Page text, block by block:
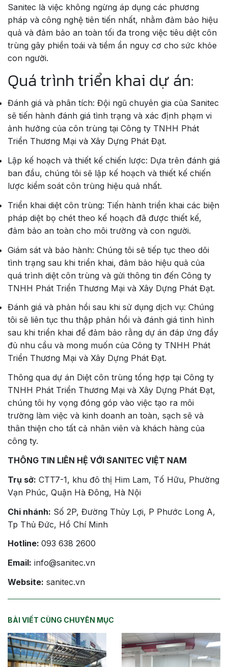
Sanitec là việc không ngừng áp dụng các phương
pháp và công nghệ tiên tiến nhất, nhằm đảm bảo hiệu
quả và đảm bảo an toàn tối đa trong việc tiêu diệt côn
trùng gây phiền toái và tiềm ẩn nguy cơ cho sức khỏe
con người.
Quá trình triển khai dự án:
Đánh giá và phân tích: Đội ngũ chuyên gia của Sanitec
sẽ tiến hành đánh giá tình trạng và xác định phạm vi
ảnh hưởng của côn trùng tại Công ty TNHH Phát
Triển Thương Mại và Xây Dựng Phát Đạt.
Lập kế hoạch và thiết kế chiến lược: Dựa trên đánh giá
ban đầu, chúng tôi sẽ lập kế hoạch và thiết kế chiến
lược kiểm soát côn trùng hiệu quả nhất.
Triển khai diệt côn trùng: Tiến hành triển khai các biện
pháp diệt bọ chét theo kế hoạch đã được thiết kế,
đảm bảo an toàn cho môi trường và con người.
Giám sát và bảo hành: Chúng tôi sẽ tiếp tục theo dõi
tình trạng sau khi triển khai, đảm bảo hiệu quả của
quá trình diệt côn trùng và gửi thông tin đến Công ty
TNHH Phát Triển Thương Mại và Xây Dựng Phát Đạt.
Đánh giá và phản hồi sau khi sử dụng dịch vụ: Chúng
tôi sẽ liên tục thu thập phản hồi và đánh giá tình hình
sau khi triển khai để đảm bảo rằng dự án đáp ứng đầy
đủ nhu cầu và mong muốn của Công ty TNHH Phát
Triển Thương Mại và Xây Dựng Phát Đạt.
Thông qua dự án Diệt côn trùng tổng hợp tại Công ty
TNHH Phát Triển Thương Mại và Xây Dựng Phát Đạt,
chúng tôi hy vọng đóng góp vào việc tạo ra môi
trường làm việc và kinh doanh an toàn, sạch sẽ và
thân thiện cho tất cả nhân viên và khách hàng của
công ty.
THÔNG TIN LIÊN HỆ VỚI SANITEC VIỆT NAM
Trụ sở: CTT7-1, khu đô thị Him Lam, Tố Hữu, Phường
Vạn Phúc, Quận Hà Đông, Hà Nội
Chi nhánh: Số 2P, Đường Thủy Lợi, P Phước Long A,
Tp Thủ Đức, Hồ Chí Minh
Hotline: 093 638 2600
Email: info@sanitec.vn
Website: sanitec.vn
BÀI VIẾT CÙNG CHUYÊN MỤC